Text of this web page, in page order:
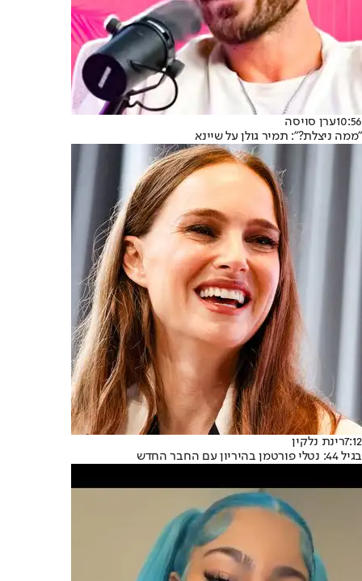
10:56ערן סויסה
"ממה ניצלת?": תמיר גולן על שיינא
7:12רינת נלקין
בגיל 44: נטלי פורטמן בהיריון עם החבר החדש